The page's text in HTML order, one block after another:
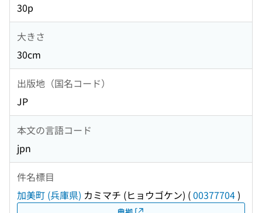
30p
大きさ
30cm
出版地（国名コード）
JP
本文の言語コード
jpn
件名標目
加美町 (兵庫県) カミマチ (ヒョウゴケン) (00377704)